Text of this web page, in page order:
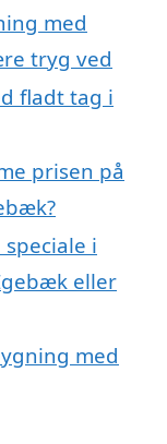
med
tryg ved
fladt tag i
prisen på
i
eller
med